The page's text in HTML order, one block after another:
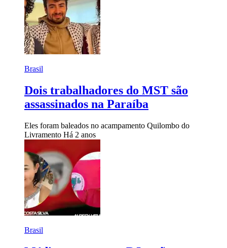
Brasil
Dois trabalhadores do MST são
assassinados na Paraíba
Eles foram baleados no acampamento Quilombo do
Livramento Há 2 anos
Brasil